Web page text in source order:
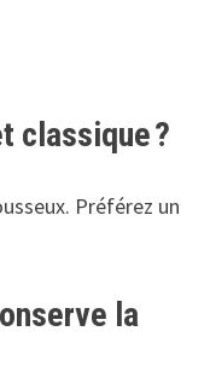
classique ?
Préférez un
la